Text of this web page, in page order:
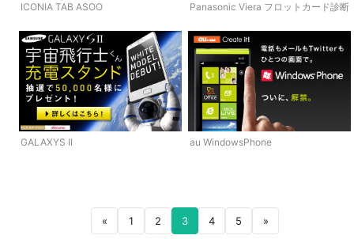
ICONIA TAB ASOO Panasonic Viera フロットカード診断
GALAXYS II au WindowsPhone
« 1 2 3 4 5 »